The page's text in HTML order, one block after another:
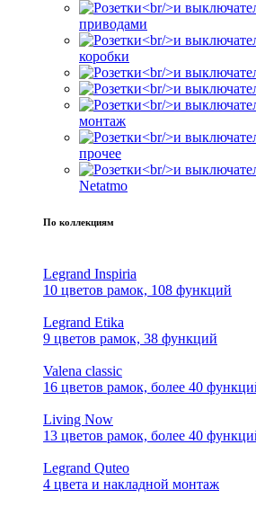
приводами
коробки
монтаж
прочее
Netatmo
По коллекциям
Legrand Inspiria
10 цветов рамок, 108 функций
Legrand Etika
9 цветов рамок, 38 функций
Valena classic
16 цветов рамок, более 40
Living Now
13 цветов рамок, более 40
Legrand Quteo
4 цвета и накладной монтаж